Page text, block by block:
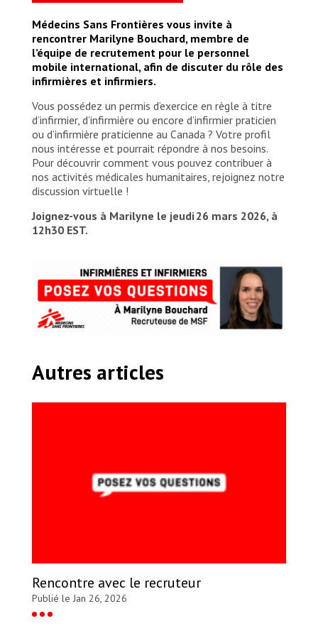
Médecins Sans Frontières vous invite à
rencontrer Marilyne Bouchard, membre de
l’équipe de recrutement pour le personnel
mobile international, afin de discuter du rôle des
infirmières et infirmiers.
Vous possédez un permis d’exercice en règle à titre
d’infirmier, d’infirmière ou encore d’infirmier praticien
ou d’infirmière praticienne au Canada ? Votre profil
nous intéresse et pourrait répondre à nos besoins.
Pour découvrir comment vous pouvez contribuer à
nos activités médicales humanitaires, rejoignez notre
discussion virtuelle !
Joignez-vous à Marilyne le jeudi 26 mars 2026, à
12h30 EST.
Autres articles
Rencontre avec le recruteur
Publié le Jan 26, 2026